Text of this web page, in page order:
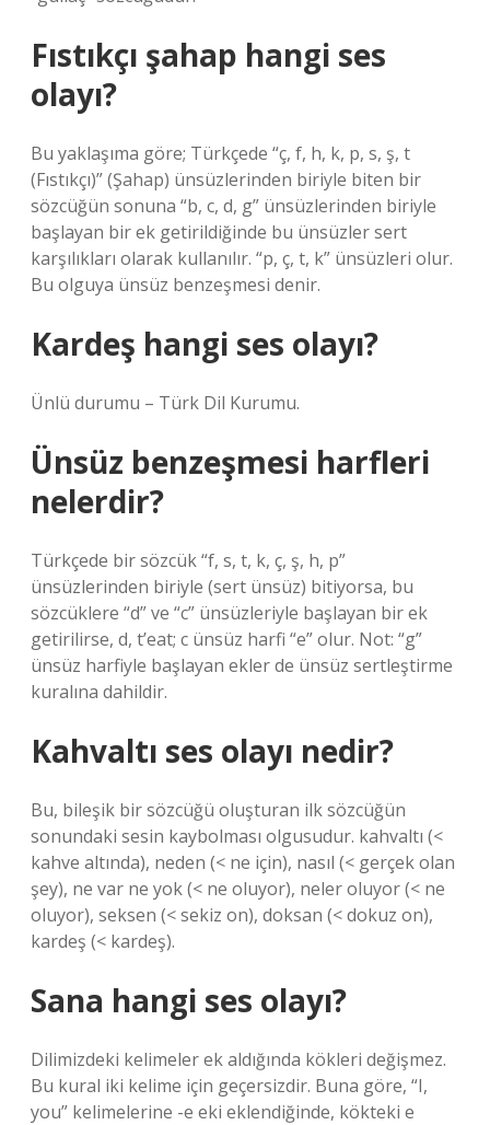
Fıstıkçı şahap hangi ses
olayı?
Bu yaklaşıma göre; Türkçede “ç, f, h, k, p, s, ş, t
(Fıstıkçı)” (Şahap) ünsüzlerinden biriyle biten bir
sözcüğün sonuna “b, c, d, g” ünsüzlerinden biriyle
başlayan bir ek getirildiğinde bu ünsüzler sert
karşılıkları olarak kullanılır. “p, ç, t, k” ünsüzleri olur.
Bu olguya ünsüz benzeşmesi denir.
Kardeş hangi ses olayı?
Ünlü durumu – Türk Dil Kurumu.
Ünsüz benzeşmesi harfleri
nelerdir?
Türkçede bir sözcük “f, s, t, k, ç, ş, h, p”
ünsüzlerinden biriyle (sert ünsüz) bitiyorsa, bu
sözcüklere “d” ve “c” ünsüzleriyle başlayan bir ek
getirilirse, d, t’eat; c ünsüz harfi “e” olur. Not: “g”
ünsüz harfiyle başlayan ekler de ünsüz sertleştirme
kuralına dahildir.
Kahvaltı ses olayı nedir?
Bu, bileşik bir sözcüğü oluşturan ilk sözcüğün
sonundaki sesin kaybolması olgusudur. kahvaltı (<
kahve altında), neden (< ne için), nasıl (< gerçek olan
şey), ne var ne yok (< ne oluyor), neler oluyor (< ne
oluyor), seksen (< sekiz on), doksan (< dokuz on),
kardeş (< kardeş).
Sana hangi ses olayı?
Dilimizdeki kelimeler ek aldığında kökleri değişmez.
Bu kural iki kelime için geçersizdir. Buna göre, “I,
you” kelimelerine -e eki eklendiğinde, kökteki e